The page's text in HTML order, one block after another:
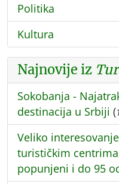
Politika
Kultura
Najnovije iz
Sokobanja -
destinacija u Srbiji (
Veliko
turističkim
popunjeni i do 95